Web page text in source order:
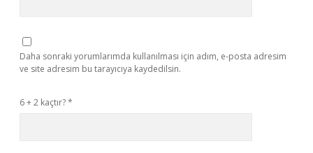
Daha sonraki yorumlarımda kullanılması için adım, e-posta adresim
ve site adresim bu tarayıcıya kaydedilsin.
6 + 2 kaçtır?*